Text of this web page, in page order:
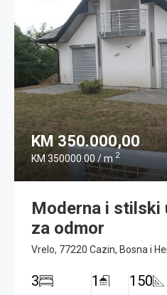
KM 350.000,00
KM 350000.00 / m 2
Moderna i stilski
za odmor
Vrelo, 77220 Cazin, Bosna i
3 1 150